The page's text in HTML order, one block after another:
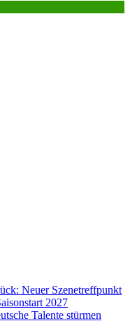
Neuer Szenetreffpunkt
2027
Talente stürmen